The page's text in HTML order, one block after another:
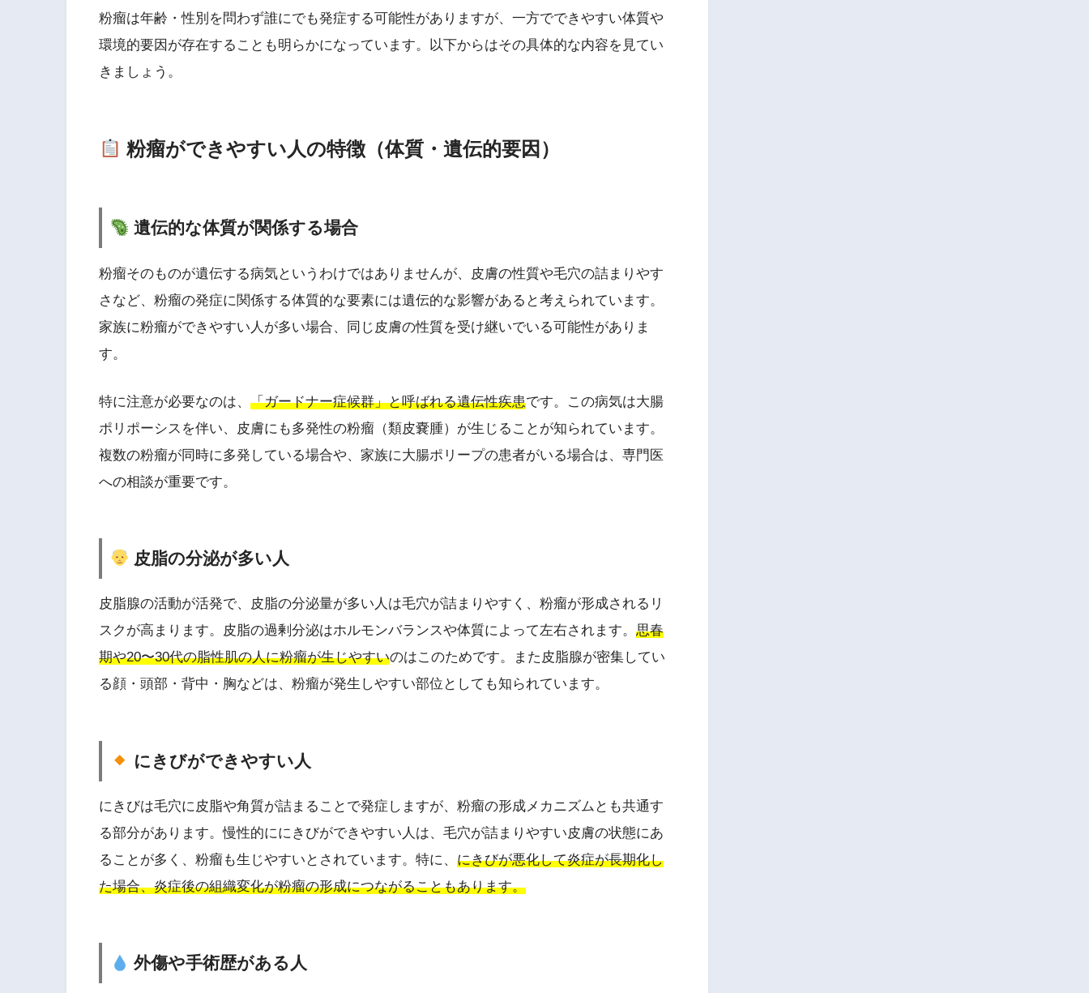
粉瘤は年齢・性別を問わず誰にでも発症する可能性がありますが、一方でできやすい体質や
環境的要因が存在することも明らかになっています。以下からはその具体的な内容を見てい
きましょう。
粉瘤ができやすい人の特徴（体質・遺伝的要因）
遺伝的な体質が関係する場合
粉瘤そのものが遺伝する病気というわけではありませんが、皮膚の性質や毛穴の詰まりやす
さなど、粉瘤の発症に関係する体質的な要素には遺伝的な影響があると考えられています。
家族に粉瘤ができやすい人が多い場合、同じ皮膚の性質を受け継いでいる可能性がありま
す。
特に注意が必要なのは、 「ガードナー症候群」と呼ばれる遺伝性疾患です。この病気は大腸
ポリポーシスを伴い、皮膚にも多発性の粉瘤（類皮嚢腫）が生じることが知られています。
複数の粉瘤が同時に多発している場合や、家族に大腸ポリープの患者がいる場合は、専門医
への相談が重要です。
皮脂の分泌が多い人
皮脂腺の活動が活発で、皮脂の分泌量が多い人は毛穴が詰まりやすく、粉瘤が形成されるリ
スクが高まります。皮脂の過剰分泌はホルモンバランスや体質によって左右されます。 思春
期や20〜30代の脂性肌の人に粉瘤が生じやすいのはこのためです。また皮脂腺が密集してい
る顔・頭部・背中・胸などは、粉瘤が発生しやすい部位としても知られています。
にきびができやすい人
にきびは毛穴に皮脂や角質が詰まることで発症しますが、粉瘤の形成メカニズムとも共通す
る部分があります。慢性的ににきびができやすい人は、毛穴が詰まりやすい皮膚の状態にあ
ることが多く、粉瘤も生じやすいとされています。特に、 にきびが悪化して炎症が長期化し
た場合、炎症後の組織変化が粉瘤の形成につながることもあります。
外傷や手術歴がある人